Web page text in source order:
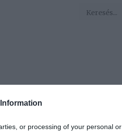
or processing of your personal or